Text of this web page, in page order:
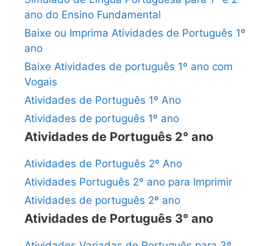
ano do Ensino Fundamental
Baixe ou Imprima Atividades de Português 1º
ano
Baixe Atividades de português 1º ano com
Vogais
Atividades de Português 1º Ano
Atividades de português 1º ano
Atividades de Português 2° ano
Atividades de Português 2º Ano
Atividades Português 2º ano para Imprimir
Atividades de português 2º ano
Atividades de Português 3° ano